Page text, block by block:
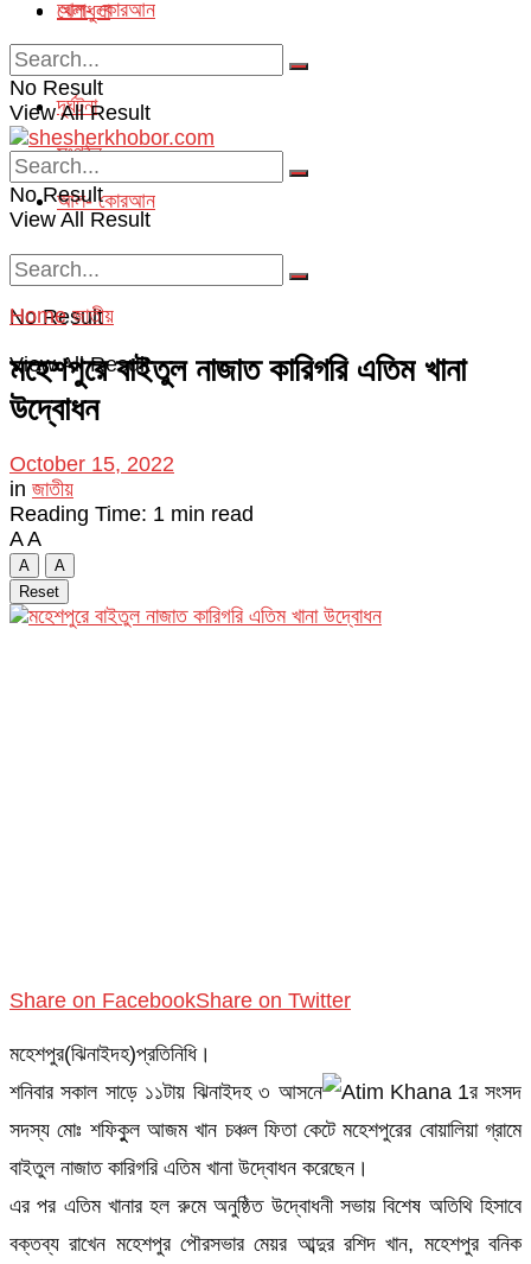
খেলাধুলা
অপরাধ
দূর্ঘটনা
সংগঠন
আল- কোরআন
No Result
View All Result
আল- কোরআন
No Result
View All Result
No Result
View All Result
Home জাতীয়
মহেশপুরে বাইতুল নাজাত কারিগরি এতিম খানা
উদ্বোধন
October 15, 2022
in জাতীয়
Reading Time: 1 min read
A A
A
A
Reset
Share on FacebookShare on Twitter
মহেশপুর(ঝিনাইদহ)প্রতিনিধি।
শনিবার সকাল সাড়ে ১১টায় ঝিনাইদহ ৩ আসনে
র সংসদ
সদস্য মোঃ শফিকুুল আজম খান চঞ্চল ফিতা কেটে মহেশপুরের বোয়ালিয়া গ্রামে
বাইতুল নাজাত কারিগরি এতিম খানা উদ্বোধন করেছেন।
এর পর এতিম খানার হল রুমে অনুষ্ঠিত উদ্বোধনী সভায় বিশেষ অতিথি হিসাবে
বক্তব্য রাখেন মহেশপুর পৌরসভার মেয়র আব্দুর রশিদ খান, মহেশপুর বনিক